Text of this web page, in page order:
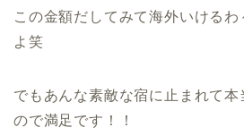
この金額だしてみて海外いけるわ
よ笑
でもあんな素敵な宿に止まれて
ので満足です！！